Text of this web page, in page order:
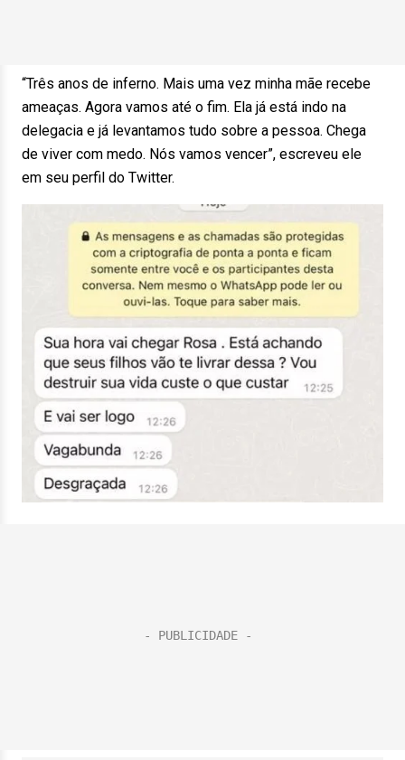
“Três anos de inferno. Mais uma vez minha mãe recebe
ameaças. Agora vamos até o fim. Ela já está indo na
delegacia e já levantamos tudo sobre a pessoa. Chega
de viver com medo. Nós vamos vencer”, escreveu ele
em seu perfil do Twitter.